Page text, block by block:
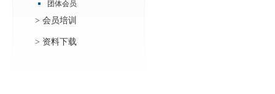
团体会员
> 会员培训
> 资料下载